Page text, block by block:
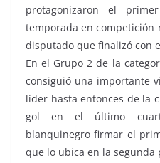
protagonizaron el
temporada en competición
disputado que finalizó con
En el Grupo 2 de la
consiguió una importante
líder hasta entonces de la
gol en el último
blanquinegro firmar el
que lo ubica en la segunda